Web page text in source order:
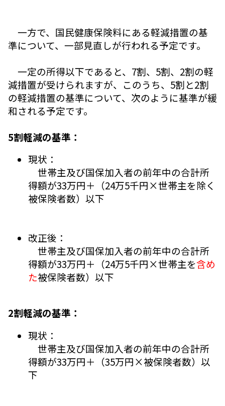
一方で、国民健康保険料にある軽減措置の基
準について、一部見直しが行われる予定です。
一定の所得以下であると、7割、5割、2割の軽
減措置が受けられますが、このうち、5割と2割
の軽減措置の基準について、次のように基準が緩
和される予定です。
5割軽減の基準：
現状：
世帯主及び国保加入者の前年中の合計所
得額が33万円＋（24万5千円×世帯主を除く
被保険者数）以下
改正後：
世帯主及び国保加入者の前年中の合計所
得額が33万円＋（24万5千円×世帯主を含め
た被保険者数）以下
2割軽減の基準：
現状：
世帯主及び国保加入者の前年中の合計所
得額が33万円＋（35万円×被保険者数）以
下